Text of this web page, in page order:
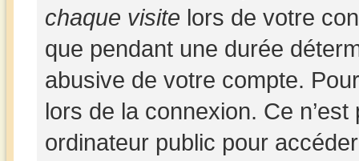
chaque visite lors de votre
que pendant une durée
abusive de votre compte.
lors de la connexion. Ce
ordinateur public pour